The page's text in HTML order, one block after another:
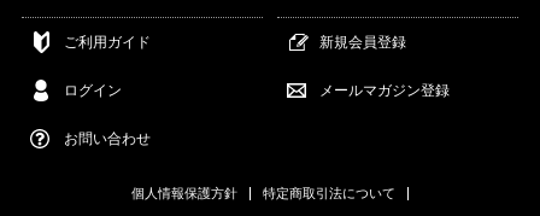
ご利用ガイド 新規会員登録
ログイン メールマガジン登録
お問い合わせ
個人情報保護方針 特定商取引法について